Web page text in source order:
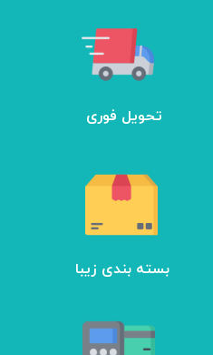
تحویل فوری
بسته بندی زیبا